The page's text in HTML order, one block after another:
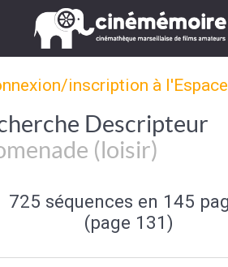
inscription à
Descripteur
(loisir)
725 séquences en 145
(page 131)